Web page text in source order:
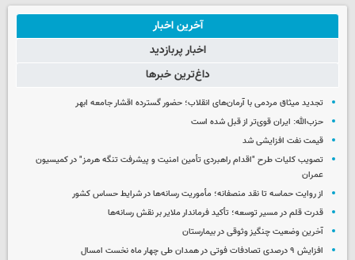
آخرین اخبار
اخبار پربازدید
داغ‌ترین خبرها
تجدید میثاق مردمی با آرمان‌های انقلاب؛ حضور گسترده اقشار جامعه ابهر
حزب‌الله: ایران قوی‌تر از قبل شده است
قیمت نفت افزایشی شد
تصویب کلیات طرح "اقدام راهبردی تأمین امنیت و پیشرفت تنگه هرمز" در کمیسیون
عمران
از روایت حماسه تا نقد منصفانه؛ مأموریت رسانه‌ها در شرایط حساس کشور
قدرت قلم در مسیر توسعه؛ تأکید فرماندار ملایر بر نقش رسانه‌ها
آخرین وضعیت چنگیز وثوقی در بیمارستان
افزایش ۹ درصدی تصادفات فوتی در همدان طی چهار ماه نخست امسال